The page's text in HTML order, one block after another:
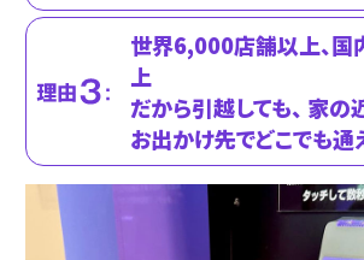
世界6,000店舗以上、
上
だから引越しても、 家の
お出かけ先でどこでも通